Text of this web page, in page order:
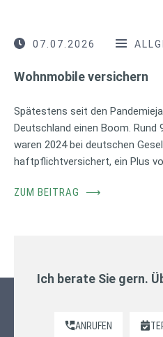
07.07.2026
Wohnmobile versichern
Spätestens seit den
Deutschland einen Boom. Rund
waren 2024 bei deutschen
haftpflichtversichert, ein Plus
ZUM BEITRAG ⟶
Ich berate Sie gern.
ANRUFEN